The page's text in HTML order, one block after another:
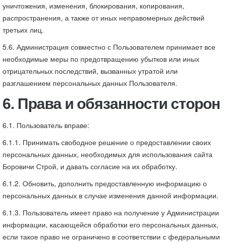
уничтожения, изменения, блокирования, копирования,
распространения, а также от иных неправомерных действий
третьих лиц.
5.6. Администрация совместно с Пользователем принимает все
необходимые меры по предотвращению убытков или иных
отрицательных последствий, вызванных утратой или
разглашением персональных данных Пользователя.
6. Права и обязанности сторон
6.1. Пользователь вправе:
6.1.1. Принимать свободное решение о предоставлении своих
персональных данных, необходимых для использования сайта
Боровичи Строй, и давать согласие на их обработку.
6.1.2. Обновить, дополнить предоставленную информацию о
персональных данных в случае изменения данной информации.
6.1.3. Пользователь имеет право на получение у Администрации
информации, касающейся обработки его персональных данных,
если такое право не ограничено в соответствии с федеральными